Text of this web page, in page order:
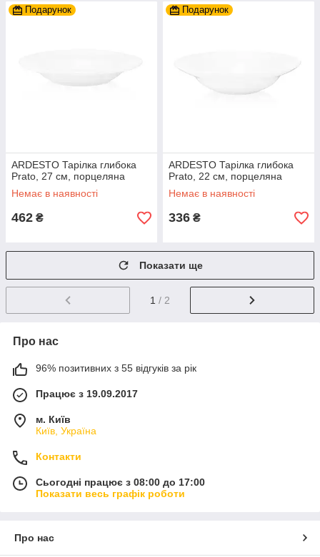
Подарунок
ARDESTO Тарілка глибока
Prato, 27 см, порцеляна
Немає в наявності
462 ₴
Подарунок
ARDESTO Тарілка глибока
Prato, 22 см, порцеляна
Немає в наявності
336 ₴
Показати ще
1 / 2
Про нас
96% позитивних з 55 відгуків за рік
Працює з 19.09.2017
м. Київ
Київ, Україна
Контакти
Сьогодні працює з 08:00 до 17:00
Показати весь графік роботи
Про нас